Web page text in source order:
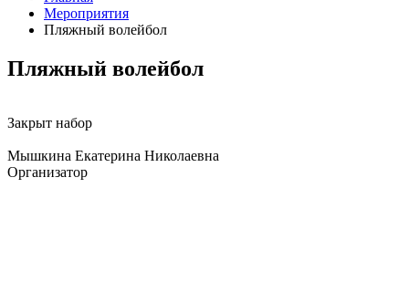
Мероприятия
Пляжный волейбол
Пляжный волейбол
Закрыт набор
Мышкина Екатерина Николаевна
Организатор